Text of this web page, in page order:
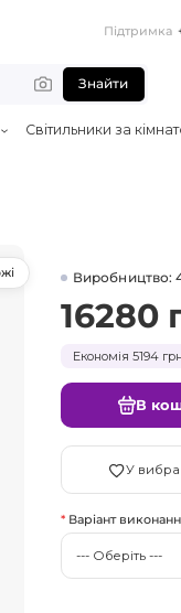
Підтримка
Знайти
Світильники за
Виробництво:
16280
Економія 5194
В
У
Варіант